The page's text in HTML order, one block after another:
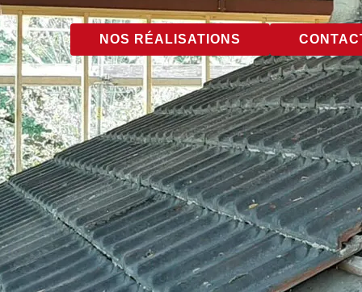
NOS RÉALISATIONS